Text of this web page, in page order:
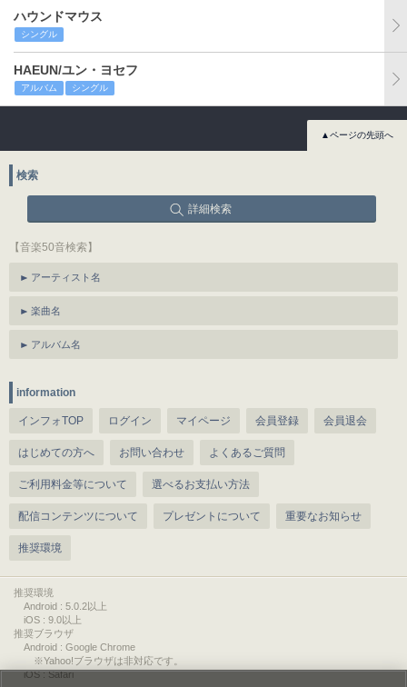
ハウンドマウス
シングル
HAEUN/ユン・ヨセフ
アルバム シングル
▲ページの先頭へ
検索
詳細検索
【音楽50音検索】
アーティスト名
楽曲名
アルバム名
information
インフォTOP ログイン マイページ 会員登録 会員退会
はじめての方へ お問い合わせ よくあるご質問
ご利用料金等について 選べるお支払い方法
配信コンテンツについて プレゼントについて 重要なお知らせ
推奨環境
推奨環境
Android : 5.0.2以上
iOS : 9.0以上
推奨ブラウザ
Android : Google Chrome
※Yahoo!ブラウザは非対応です。
iOS : Safari